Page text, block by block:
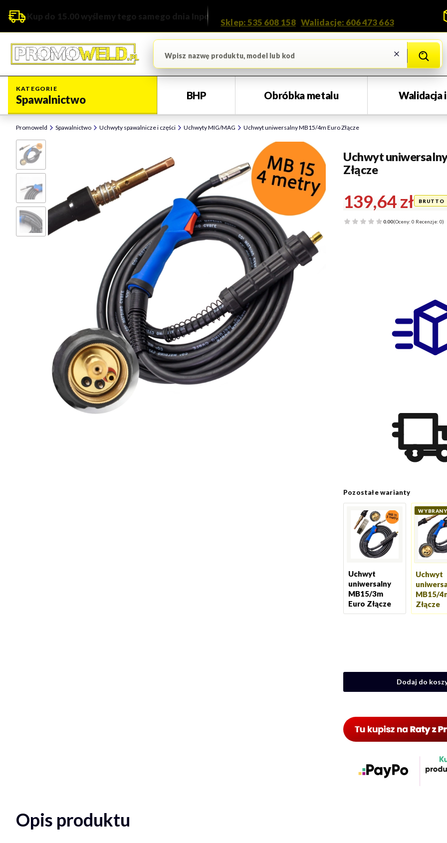
Kup do 15.00 wyślemy tego samego dnia Inpost
Sklep: 535 608 158• Walidacje: 606 473 663
Wyczyść Szukaj
KATEGORIE
Spawalnictwo BHP Obróbka metalu Walidacja
Promoweld Spawalnictwo Uchwyty spawalnicze i części Uchwyty MIG/MAG Uchwyt uniwersalny MB15/4m Euro Złącze
Uchwyt
Złącze
0.00(Oceny: 0 Recenzje: 0)
Cena
139,64 zł
Pozostałe warianty
Uchwyt
uniwersalny
MB15/3m
Euro Złącze
Uchwyt
MB15/
Złącze
Dodaj do
Opis produktu